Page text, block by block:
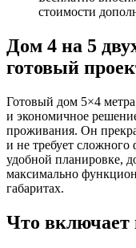
стоимости
Дом 4 на 5
готовый
Готовый дом 5×4
и экономичное
проживания. Он
и не требует сложного
удобной планировке,
максимально
габаритах.
Что включает